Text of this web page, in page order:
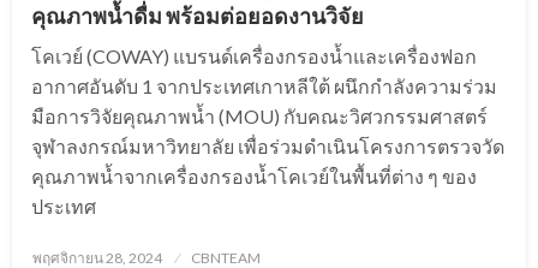
คุณภาพน้ำดื่ม พร้อมต่อยอดงานวิจัย
โคเวย์ (COWAY) แบรนด์เครื่องกรองน้ำและเครื่องฟอก
อากาศอันดับ 1 จากประเทศเกาหลีใต้ ผนึกกำลังความร่วม
มือการวิจัยคุณภาพน้ำ (MOU) กับคณะวิศวกรรมศาสตร์
จุฬาลงกรณ์มหาวิทยาลัย เพื่อร่วมดำเนินโครงการตรวจวัด
คุณภาพน้ำจากเครื่องกรองน้ำโคเวย์ในพื้นที่ต่าง ๆ ของ
ประเทศ
Posted
พฤศจิกายน 28, 2024 CBNTEAM